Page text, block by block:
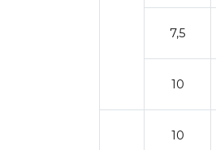
7,5
10
10